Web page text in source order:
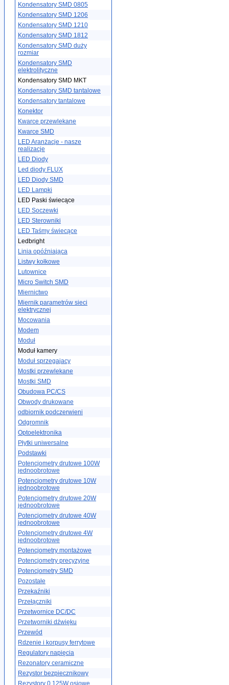
Kondensatory SMD 0805
Kondensatory SMD 1206
Kondensatory SMD 1210
Kondensatory SMD 1812
Kondensatory SMD duży
rozmiar
Kondensatory SMD
elektrolityczne
Kondensatory SMD MKT
Kondensatory SMD tantalowe
Kondensatory tantalowe
Konektor
Kwarce przewlekane
Kwarce SMD
LED Aranżacje - nasze
realizacje
LED Diody
Led diody FLUX
LED Diody SMD
LED Lampki
LED Paski świecące
LED Soczewki
LED Sterowniki
LED Taśmy świecące
Ledbright
Linia opóźniająca
Listwy kołkowe
Lutownice
Micro Switch SMD
Miernictwo
Miernik parametrów sieci
elektrycznej
Mocowania
Modem
Moduł
Moduł kamery
Moduł sprzegajacy
Mostki przewlekane
Mostki SMD
Obudowa PC/CS
Obwody drukowane
odbiornik podczerwieni
Odgromnik
Optoelektronika
Płytki uniwersalne
Podstawki
Potencjometry drutowe 100W
jednoobrotowe
Potencjometry drutowe 10W
jednoobrotowe
Potencjometry drutowe 20W
jednoobrotowe
Potencjometry drutowe 40W
jednoobrotowe
Potencjometry drutowe 4W
jednoobrotowe
Potencjometry montażowe
Potencjometry precyzyjne
Potencjometry SMD
Pozostałe
Przekaźniki
Przełączniki
Przetwornice DC/DC
Przetworniki dźwięku
Przewód
Rdzenie i korpusy ferrytowe
Regulatory napięcia
Rezonatory ceramiczne
Rezystor bezpiecznikowy
Rezystory 0.125W osiowe